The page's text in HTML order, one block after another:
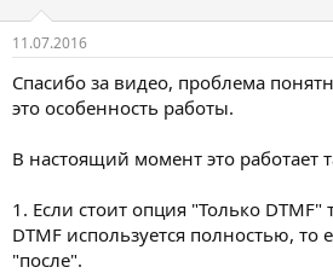
11.07.2016
Спасибо за видео, проблема
это особенность работы.
В настоящий момент это работает
1. Если стоит опция "Только DTMF"
DTMF используется полностью, то
"после".